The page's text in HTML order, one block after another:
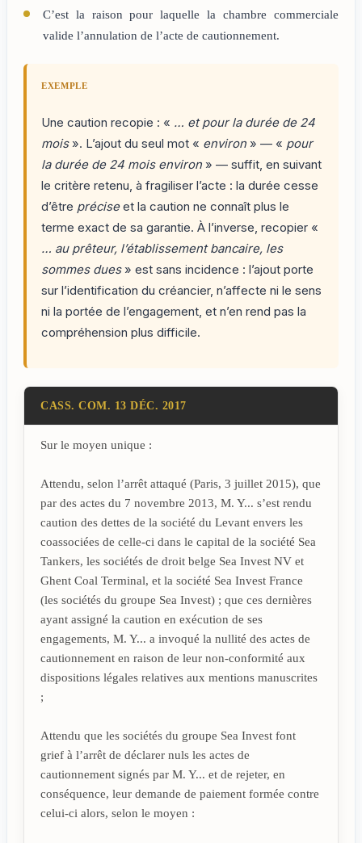
C’est la raison pour laquelle la chambre commerciale
valide l’annulation de l’acte de cautionnement.
EXEMPLE
Une caution recopie : « … et pour la durée de 24
mois». L’ajout du seul mot « environ » — « pour
la durée de 24 mois environ » — suffit, en suivant
le critère retenu, à fragiliser l’acte : la durée cesse
d’être préciseet la caution ne connaît plus le
terme exact de sa garantie. À l’inverse, recopier «
… au prêteur, l’établissement bancaire, les
sommes dues» est sans incidence : l’ajout porte
sur l’identification du créancier, n’affecte ni le sens
ni la portée de l’engagement, et n’en rend pas la
compréhension plus difficile.
CASS. COM. 13 DÉC. 2017
Sur le moyen unique :
Attendu, selon l’arrêt attaqué (Paris, 3 juillet 2015), que
par des actes du 7 novembre 2013, M. Y... s’est rendu
caution des dettes de la société du Levant envers les
coassociées de celle-ci dans le capital de la société Sea
Tankers, les sociétés de droit belge Sea Invest NV et
Ghent Coal Terminal, et la société Sea Invest France
(les sociétés du groupe Sea Invest) ; que ces dernières
ayant assigné la caution en exécution de ses
engagements, M. Y... a invoqué la nullité des actes de
cautionnement en raison de leur non-conformité aux
dispositions légales relatives aux mentions manuscrites
;
Attendu que les sociétés du groupe Sea Invest font
grief à l’arrêt de déclarer nuls les actes de
cautionnement signés par M. Y... et de rejeter, en
conséquence, leur demande de paiement formée contre
celui-ci alors, selon le moyen :